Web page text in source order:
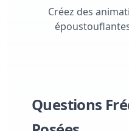
Créez des
Questions